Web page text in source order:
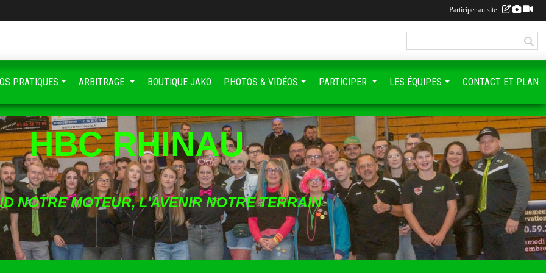
HBC RHINAU
NOTRE MOTEUR, L'AVENIR NOTRE TERRAIN
PRATIQUES ARBITRAGE BOUTIQUE JAKO PHOTOS & VIDÉOS PARTICIPER LES ÉQUIPES CONTACT ET PLAN
Participer au site :